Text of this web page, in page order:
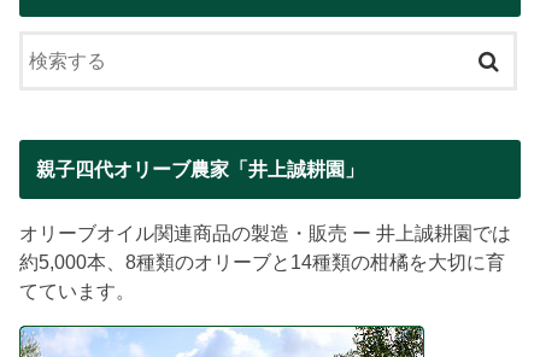
親子四代オリーブ農家「井上誠耕園」
オリーブオイル関連商品の製造・販売 ー 井上誠耕園では
約5,000本、8種類のオリーブと14種類の柑橘を大切に育
てています。